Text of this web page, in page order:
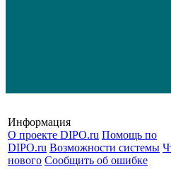
Информация
О проекте DIPO.ru Помощь по
DIPO.ru Возможности системы
нового Сообщить об ошибке